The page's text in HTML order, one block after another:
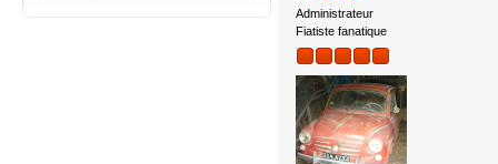
Administrateur
Fiatiste fanatique